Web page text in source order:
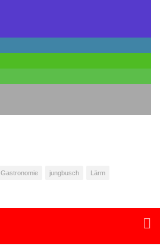
Gastronomie jungbusch Lärm